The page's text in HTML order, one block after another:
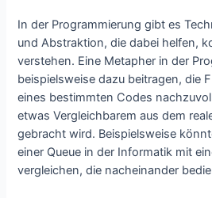
In der Programmierung gibt es
und Abstraktion, die dabei helfen,
verstehen. Eine Metapher in der
beispielsweise dazu beitragen, die
eines bestimmten Codes
etwas Vergleichbarem aus dem
gebracht wird. Beispielsweise
einer Queue in der Informatik mit
vergleichen, die nacheinander